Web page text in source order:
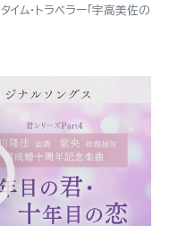
ム・トラベラー「宇高美佐の